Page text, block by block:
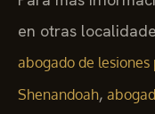
en otras
abogado de lesiones
Shenandoah,